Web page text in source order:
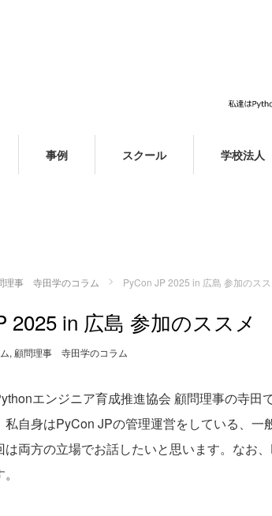
事例 スクール 学校法人
理事 寺田学のコラム PyCon JP 2025 in 広島 参加のスス
2025 in 広島 参加のススメ
, 顧問理事 寺田学のコラム
エンジニア育成推進協会 顧問理事の寺
私自身はPyCon JPの管理運営をしている、
は両方の立場でお話したいと思います。なお